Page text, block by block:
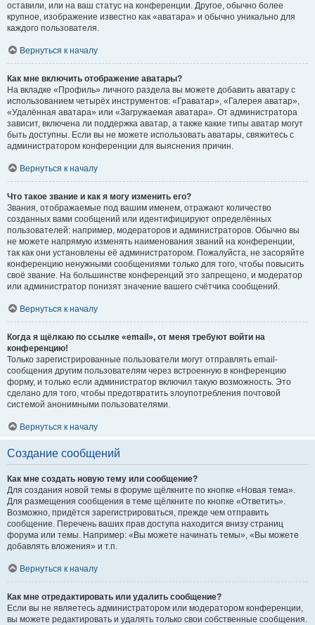
оставили, или на ваш статус на конференции. Другое, обычно более
крупное, изображение известно как «аватара» и обычно уникально для
каждого пользователя.
Вернуться к началу
Как мне включить отображение аватары?
На вкладке «Профиль» личного раздела вы можете добавить аватару с
использованием четырёх инструментов: «Граватар», «Галерея аватар»,
«Удалённая аватара» или «Загружаемая аватара». От администратора
зависит, включена ли поддержка аватар, а также какие типы аватар могут
быть доступны. Если вы не можете использовать аватары, свяжитесь с
администратором конференции для выяснения причин.
Вернуться к началу
Что такое звание и как я могу изменить его?
Звания, отображаемые под вашим именем, отражают количество
созданных вами сообщений или идентифицируют определённых
пользователей: например, модераторов и администраторов. Обычно вы
не можете напрямую изменять наименования званий на конференции,
так как они установлены её администратором. Пожалуйста, не засоряйте
конференцию ненужными сообщениями только для того, чтобы повысить
своё звание. На большинстве конференций это запрещено, и модератор
или администратор понизят значение вашего счётчика сообщений.
Вернуться к началу
Когда я щёлкаю по ссылке «email», от меня требуют войти на
конференцию!
Только зарегистрированные пользователи могут отправлять email-
сообщения другим пользователям через встроенную в конференцию
форму, и только если администратор включил такую возможность. Это
сделано для того, чтобы предотвратить злоупотребления почтовой
системой анонимными пользователями.
Вернуться к началу
Создание сообщений
Как мне создать новую тему или сообщение?
Для создания новой темы в форуме щёлкните по кнопке «Новая тема».
Для размещения сообщения в теме щёлкните по кнопке «Ответить».
Возможно, придётся зарегистрироваться, прежде чем отправить
сообщение. Перечень ваших прав доступа находится внизу страниц
форума или темы. Например: «Вы можете начинать темы», «Вы можете
добавлять вложения» и т.п.
Вернуться к началу
Как мне отредактировать или удалить сообщение?
Если вы не являетесь администратором или модератором конференции,
вы можете редактировать и удалять только свои собственные сообщения.